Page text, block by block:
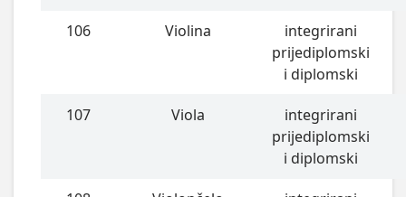
106 Violina
integrirani
prijediplomski
i diplomski
107 Viola
integrirani
prijediplomski
i diplomski